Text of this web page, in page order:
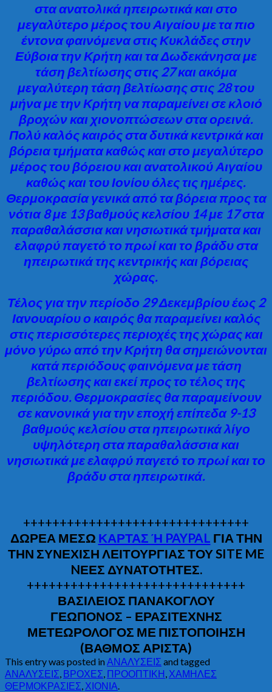
στα ανατολικά ηπειρωτικά και στο
μεγαλύτερο μέρος του Αιγαίου με τα πιο
έντονα φαινόμενα στις Κυκλάδες στην
Εύβοια την Κρήτη και τα Δωδεκάνησα με
τάση βελτίωσης στις 27 και ακόμα
μεγαλύτερη τάση βελτίωσης στις 28 του
μήνα με την Κρήτη να παραμείνει σε κλοιό
βροχών και χιονοπτώσεων στα ορεινά.
Πολύ καλός καιρός στα δυτικά κεντρικά και
βόρεια τμήματα καθώς και στο μεγαλύτερο
μέρος του βόρειου και ανατολικού Αιγαίου
καθώς και του Ιονίου όλες τις ημέρες.
Θερμοκρασία γενικά από τα βόρεια προς τα
νότια 8 με 13 βαθμούς κελσίου 14 με 17 στα
παραθαλάσσια και νησιωτικά τμήματα και
ελαφρύ παγετό το πρωί και το βράδυ στα
ηπειρωτικά της κεντρικής και βόρειας
χώρας.
Τέλος για την περίοδο 29 Δεκεμβρίου έως 2
Ιανουαρίου ο καιρός θα παραμείνει καλός
στις περισσότερες περιοχές της χώρας και
μόνο γύρω από την Κρήτη θα σημειώνονται
κατά περιόδους φαινόμενα με τάση
βελτίωσης και εκεί προς το τέλος της
περιόδου. Θερμοκρασίες θα παραμείνουν
σε κανονικά για την εποχή επίπεδα 9-13
βαθμούς κελσίου στα ηπειρωτικά λίγο
υψηλότερη στα παραθαλάσσια και
νησιωτικά με ελαφρύ παγετό το πρωί και το
βράδυ στα ηπειρωτικά.
+++++++++++++++++++++++++++++++
ΔΩΡΕΑ ΜΕΣΩ ΚΑΡΤΑΣ Ή PAYPAL ΓΙΑ ΤΗΝ
ΤΗΝ ΣΥΝΕΧΙΣΗ ΛΕΙΤΟΥΡΓΙΑΣ ΤΟΥ SITE ME
NΕΕΣ ΔΥΝΑΤΟΤΗΤΕΣ.
++++++++++++++++++++++++++++++
ΒΑΣΙΛΕΙΟΣ ΠΑΝΑΚΟΓΛΟΥ
ΓΕΩΠΟΝΟΣ – ΕΡΑΣΙΤΕΧΝΗΣ
ΜΕΤΕΩΡΟΛΟΓΟΣ ΜΕ ΠΙΣΤΟΠΟΙΗΣΗ
(ΒΑΘΜΟΣ ΑΡΙΣΤΑ)
This entry was posted inΑΝΑΛΥΣΕΙΣ and tagged
ΑΝΑΛΥΣΕΙΣ, ΒΡΟΧΕΣ, ΠΡΟΟΠΤΙΚΗ, ΧΑΜΗΛΕΣ
ΘΕΡΜΟΚΡΑΣΙΕΣ, ΧΙΟΝΙΑ.